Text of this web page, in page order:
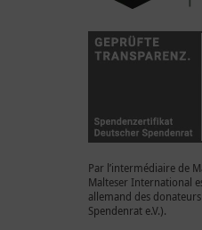
Par l’intermédiaire de
Malteser International
allemand des
Spendenrat e.V.).